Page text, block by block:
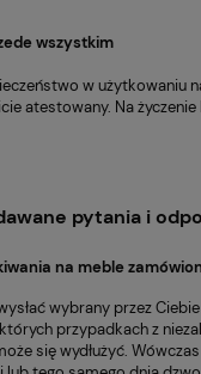
wszystkim
w użytkowaniu
atestowany. Na
pytania i
na meble
wybrany przez
przypadkach z
się wydłużyć.